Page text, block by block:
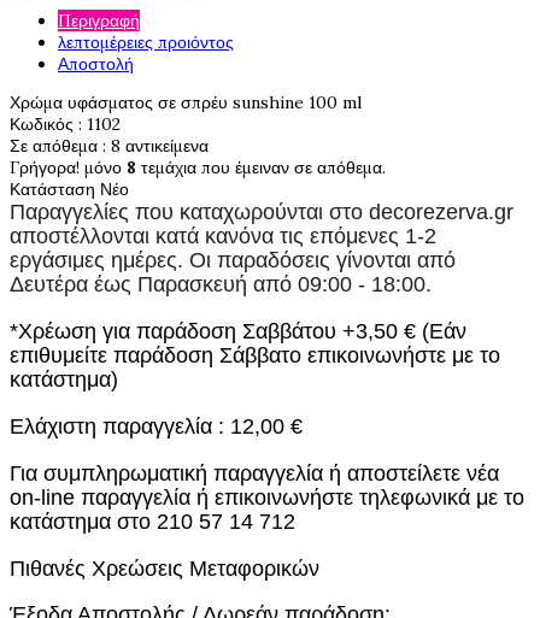
Περιγραφή
λεπτομέρειες προιόντος
Αποστολή
Χρώμα υφάσματος σε σπρέυ sunshine 100 ml
Κωδικός : 1102
Σε απόθεμα : 8 αντικείμενα
Γρήγορα! μόνο 8 τεμάχια που έμειναν σε απόθεμα.
Κατάσταση Νέο
Παραγγελίες που καταχωρούνται στο decorezerva.gr
αποστέλλονται κατά κανόνα τις επόμενες 1-2
εργάσιμες ημέρες. Οι παραδόσεις γίνονται από
Δευτέρα έως Παρασκευή από 09:00 - 18:00.
*Χρέωση για παράδοση Σαββάτου +3,50 € (Εάν
επιθυμείτε παράδοση Σάββατο επικοινωνήστε με το
κατάστημα)
Ελάχιστη παραγγελία : 12,00 €
Για συμπληρωματική παραγγελία ή αποστείλετε νέα
on-line παραγγελία ή επικοινωνήστε τηλεφωνικά με το
κατάστημα στο 210 57 14 712
Πιθανές Χρεώσεις Μεταφορικών